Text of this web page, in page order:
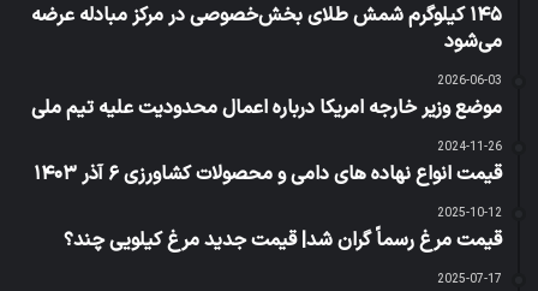
۱۴۵ کیلوگرم ‎شمش طلای بخش‌خصوصی در مرکز مبادله عرضه
می‌شود
2026-06-03
موضع وزیر خارجه امریکا درباره اعمال محدودیت علیه تیم ملی
2024-11-26
قیمت انواع نهاده های دامی و محصولات کشاورزی ۶ آذر ۱۴۰۳
2025-10-12
قیمت مرغ رسماً گران شد| قیمت جدید مرغ کیلویی چند؟
2025-07-17